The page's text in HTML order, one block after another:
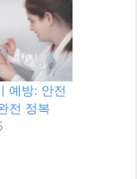
예방: 안전
전 정복